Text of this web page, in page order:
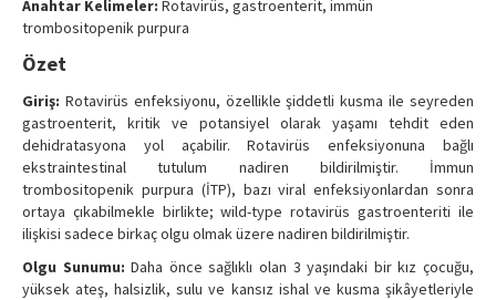
Anahtar Kelimeler: Rotavirüs, gastroenterit, immün
trombositopenik purpura
Özet
Giriş: Rotavirüs enfeksiyonu, özellikle şiddetli kusma ile seyreden
gastroenterit, kritik ve potansiyel olarak yaşamı tehdit eden
dehidratasyona yol açabilir. Rotavirüs enfeksiyonuna bağlı
ekstraintestinal tutulum nadiren bildirilmiştir. İmmun
trombositopenik purpura (İTP), bazı viral enfeksiyonlardan sonra
ortaya çıkabilmekle birlikte; wild-type rotavirüs gastroenteriti ile
ilişkisi sadece birkaç olgu olmak üzere nadiren bildirilmiştir.
Olgu Sunumu: Daha önce sağlıklı olan 3 yaşındaki bir kız çocuğu,
yüksek ateş, halsizlik, sulu ve kansız ishal ve kusma şikâyetleriyle